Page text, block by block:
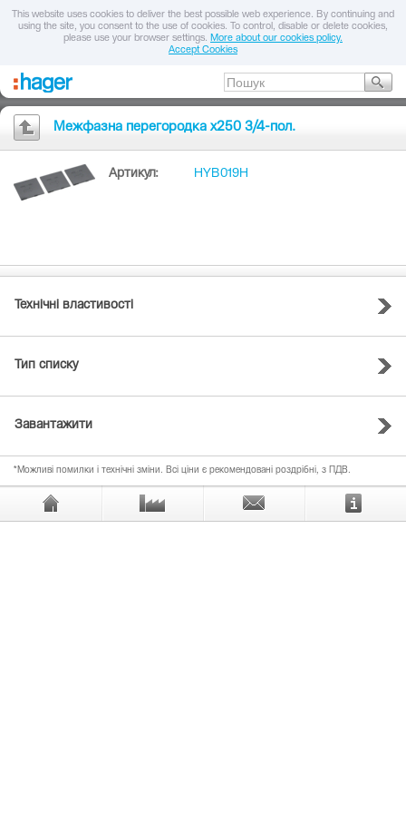
This website uses cookies to deliver the best possible web experience. By continuing and
using the site, you consent to the use of cookies. To control, disable or delete cookies,
please use your browser settings. More about our cookies policy.
Accept Cookies
Межфазна перегородка x250 3/4-пол.
Артикул: HYB019H
Технічні властивості
Тип списку
Завантажити
*Можливі помилки і технічні зміни. Всі ціни є рекомендовані роздрібні, з ПДВ.